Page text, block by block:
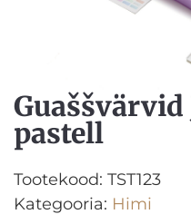
Guaššvärvid
pastell
Tootekood: TST123
Kategooria: Himi